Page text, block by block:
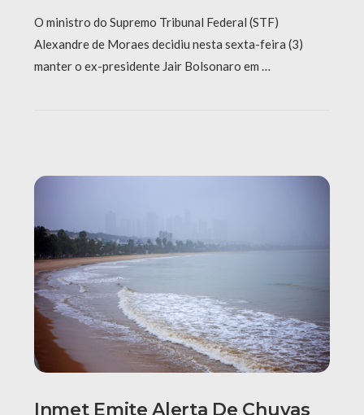
O ministro do Supremo Tribunal Federal (STF)
Alexandre de Moraes decidiu nesta sexta-feira (3)
manter o ex-presidente Jair Bolsonaro em …
Inmet Emite Alerta De Chuvas